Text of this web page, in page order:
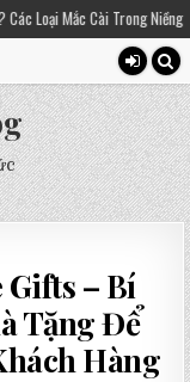
Niềng Răng – Platinum
– Bí
Tặng Để
Hàng